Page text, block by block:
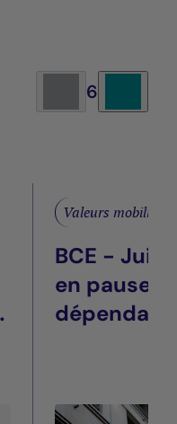
6
Valeurs mobilières
BCE -
en pause,